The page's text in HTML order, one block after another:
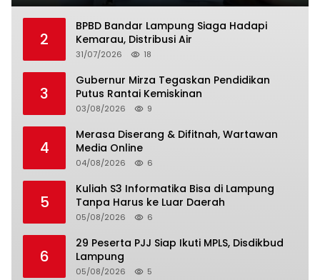
2
BPBD Bandar Lampung Siaga Hadapi
Kemarau, Distribusi Air
31/07/2026 18
3
Gubernur Mirza Tegaskan Pendidikan
Putus Rantai Kemiskinan
03/08/2026 9
4
Merasa Diserang & Difitnah, Wartawan
Media Online
04/08/2026 6
5
Kuliah S3 Informatika Bisa di Lampung
Tanpa Harus ke Luar Daerah
05/08/2026 6
6
29 Peserta PJJ Siap Ikuti MPLS, Disdikbud
Lampung
05/08/2026 5